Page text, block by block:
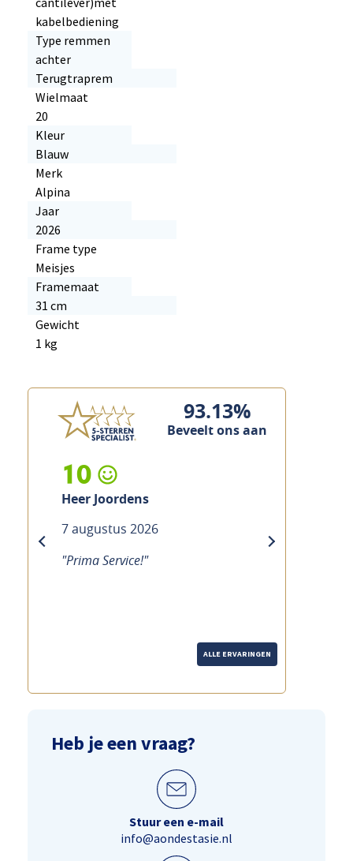
kabelbediening
Type remmen
achter
Terugtraprem
Wielmaat
20
Kleur
Blauw
Merk
Alpina
Jaar
2026
Frame type
Meisjes
Framemaat
31 cm
Gewicht
1 kg
93.13%
Beveelt ons aan
10
Heer Joordens
7 augustus 2026
"Prima Service!"
next
ALLE ERVARINGEN
Heb je een vraag?
Stuur een e-mail
info@aondestasie.nl